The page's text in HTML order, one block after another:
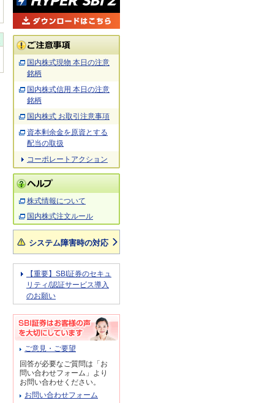
国内株式現物 本日の注意
銘柄
国内株式信用 本日の注意
銘柄
国内株式 お取引注意事項
資本剰余金を原資とする
配当の取扱
コーポレートアクション
株式情報について
国内株式注文ルール
システム障害時の対応
【重要】SBI証券のセキュ
リティ/認証サービス導入
のお願い
ご意見・ご要望
回答が必要なご質問は「お
問い合わせフォーム」より
お問い合わせください。
お問い合わせフォーム